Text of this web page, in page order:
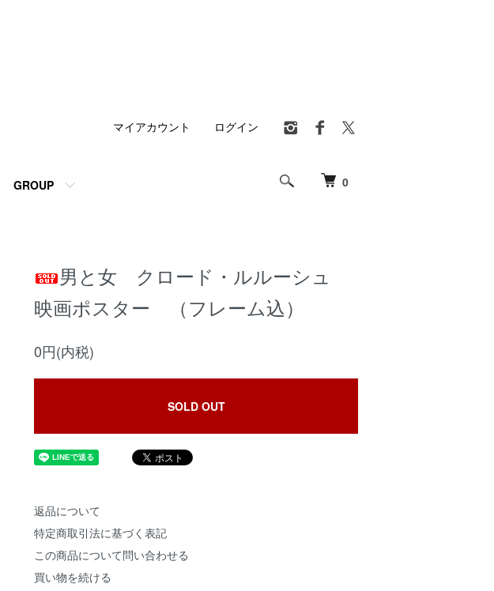
0
GROUP
マイアカウント ログイン
男と女 クロード・ルルーシュ
映画ポスター （フレーム込）
0円(内税)
SOLD OUT
返品について
特定商取引法に基づく表記
この商品について問い合わせる
買い物を続ける